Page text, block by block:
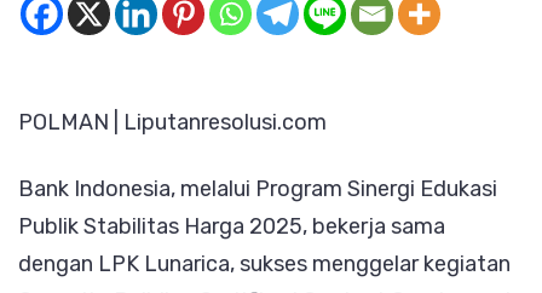
Building
Content
POLMAN | Liputanresolusi.com
Bank Indonesia, melalui Program Sinergi Edukasi
Publik Stabilitas Harga 2025, bekerja sama
dengan LPK Lunarica, sukses menggelar kegiatan